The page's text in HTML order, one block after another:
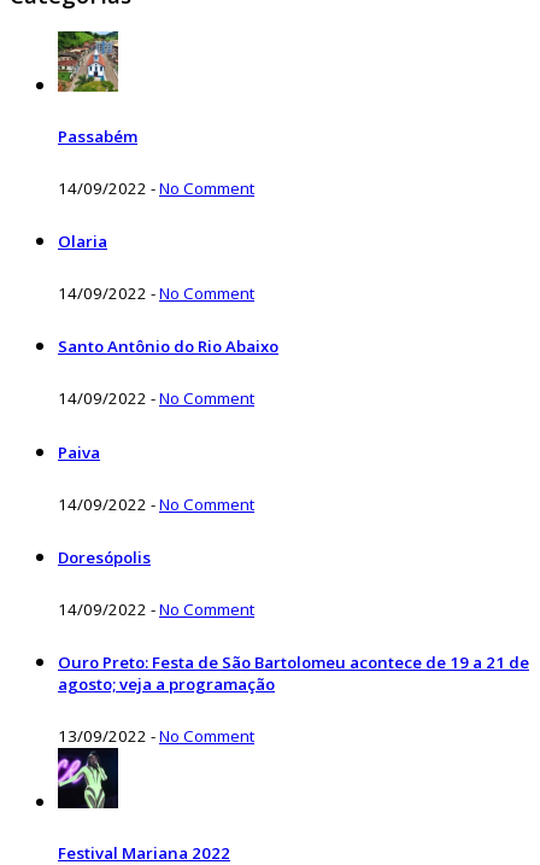
Passabém
14/09/2022 -No Comment
Olaria
14/09/2022 -No Comment
Santo Antônio do Rio Abaixo
14/09/2022 -No Comment
Paiva
14/09/2022 -No Comment
Doresópolis
14/09/2022 -No Comment
Ouro Preto: Festa de São Bartolomeu acontece de 19 a 21 de
agosto; veja a programação
13/09/2022 -No Comment
Festival Mariana 2022